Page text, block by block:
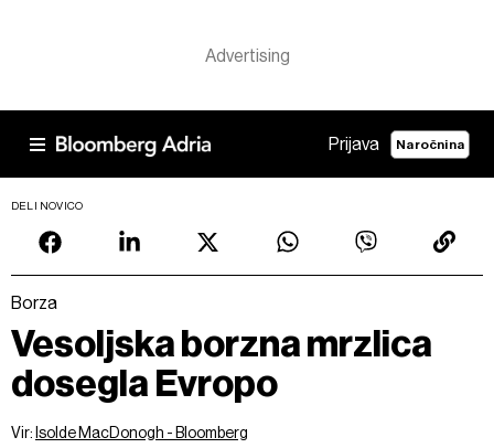
Prijava Naročnina
DELI NOVICO
Borza
Vesoljska borzna mrzlica
dosegla Evropo
Vir: Isolde MacDonogh - Bloomberg